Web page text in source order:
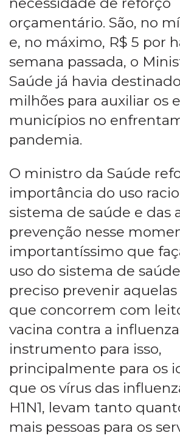
orçamentário. São, no
e, no máximo, R$ 5 por
semana passada, o
Saúde já havia
milhões para auxiliar os
municípios no
pandemia.
O ministro da Saúde
importância do uso
sistema de saúde e das
prevenção nesse
importantíssimo que
uso do sistema de
preciso prevenir
que concorrem com
vacina contra a
instrumento para isso,
principalmente para os
que os vírus das
H1N1, levam tanto
mais pessoas para os